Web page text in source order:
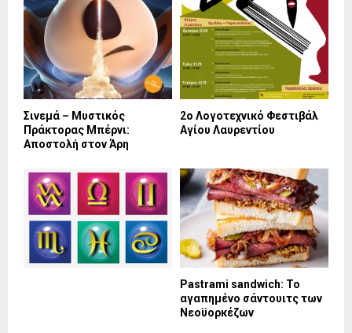
Σινεμά – Μυστικός
Πράκτορας Μπέρνι:
Αποστολή στον Άρη
2ο Λογοτεχνικό Φεστιβάλ
Αγίου Λαυρεντίου
Pastrami sandwich: Το
αγαπημένο σάντουιτς των
Νεοϋορκέζων